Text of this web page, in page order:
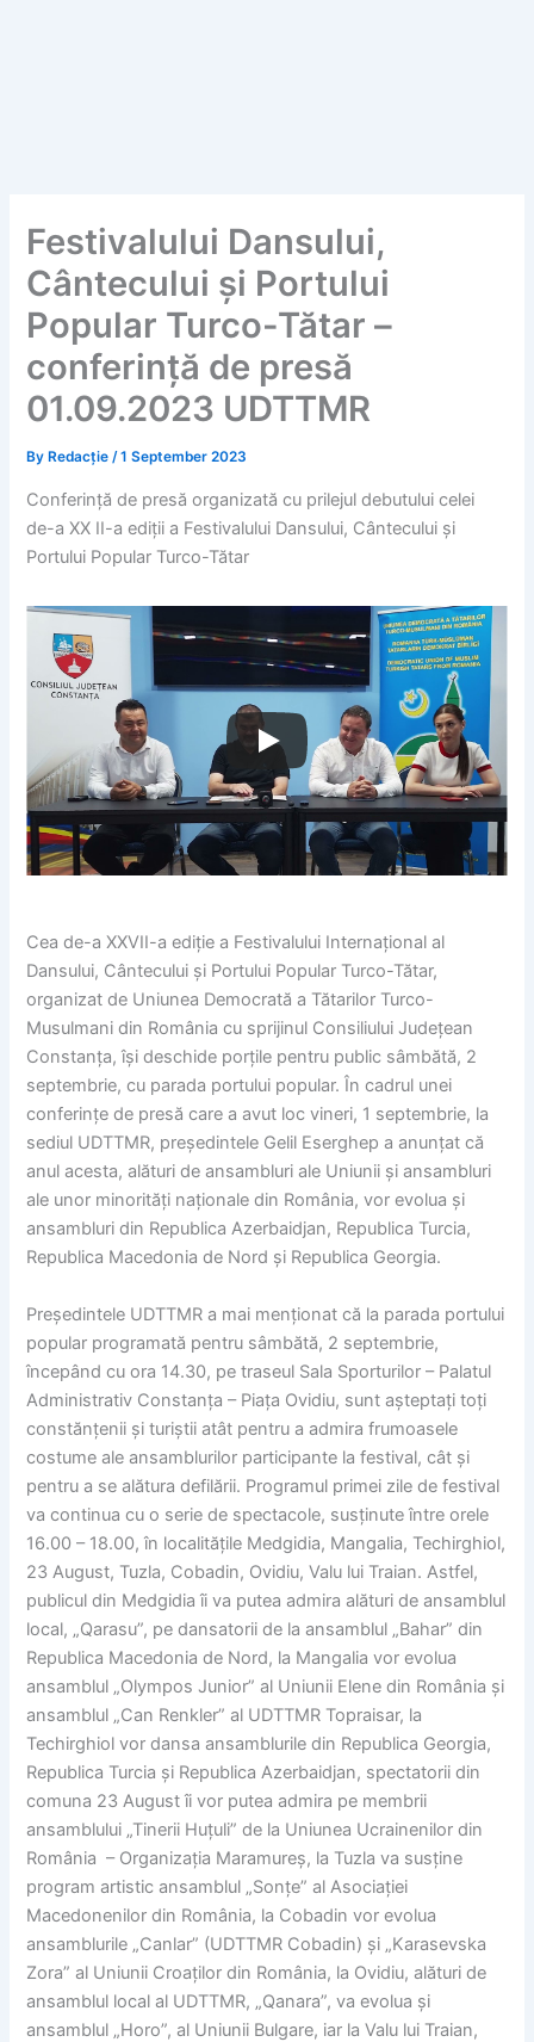
Festivalului Dansului,
Cântecului și Portului
Popular Turco-Tătar –
conferință de presă
01.09.2023 UDTTMR
By Redacție/1 September 2023
Conferință de presă organizată cu prilejul debutului celei
de-a XX II-a ediții a Festivalului Dansului, Cântecului și
Portului Popular Turco-Tătar
Cea de-a XXVII-a ediție a Festivalului Internațional al
Dansului, Cântecului și Portului Popular Turco-Tătar,
organizat de Uniunea Democrată a Tătarilor Turco-
Musulmani din România cu sprijinul Consiliului Județean
Constanța, își deschide porțile pentru public sâmbătă, 2
septembrie, cu parada portului popular. În cadrul unei
conferințe de presă care a avut loc vineri, 1 septembrie, la
sediul UDTTMR, președintele Gelil Eserghep a anunțat că
anul acesta, alături de ansambluri ale Uniunii și ansambluri
ale unor minorități naționale din România, vor evolua și
ansambluri din Republica Azerbaidjan, Republica Turcia,
Republica Macedonia de Nord și Republica Georgia.
Președintele UDTTMR a mai menționat că la parada portului
popular programată pentru sâmbătă, 2 septembrie,
începând cu ora 14.30, pe traseul Sala Sporturilor – Palatul
Administrativ Constanța – Piața Ovidiu, sunt așteptați toți
constănțenii și turiștii atât pentru a admira frumoasele
costume ale ansamblurilor participante la festival, cât și
pentru a se alătura defilării. Programul primei zile de festival
va continua cu o serie de spectacole, susținute între orele
16.00 – 18.00, în localitățile Medgidia, Mangalia, Techirghiol,
23 August, Tuzla, Cobadin, Ovidiu, Valu lui Traian. Astfel,
publicul din Medgidia îi va putea admira alături de ansamblul
local, „Qarasu”, pe dansatorii de la ansamblul „Bahar” din
Republica Macedonia de Nord, la Mangalia vor evolua
ansamblul „Olympos Junior” al Uniunii Elene din România și
ansamblul „Can Renkler” al UDTTMR Topraisar, la
Techirghiol vor dansa ansamblurile din Republica Georgia,
Republica Turcia și Republica Azerbaidjan, spectatorii din
comuna 23 August îi vor putea admira pe membrii
ansamblului „Tinerii Huțuli” de la Uniunea Ucrainenilor din
România – Organizația Maramureș, la Tuzla va susține
program artistic ansamblul „Sonțe” al Asociației
Macedonenilor din România, la Cobadin vor evolua
ansamblurile „Canlar” (UDTTMR Cobadin) și „Karasevska
Zora” al Uniunii Croaților din România, la Ovidiu, alături de
ansamblul local al UDTTMR, „Qanara”, va evolua și
ansamblul „Horo”, al Uniunii Bulgare, iar la Valu lui Traian,